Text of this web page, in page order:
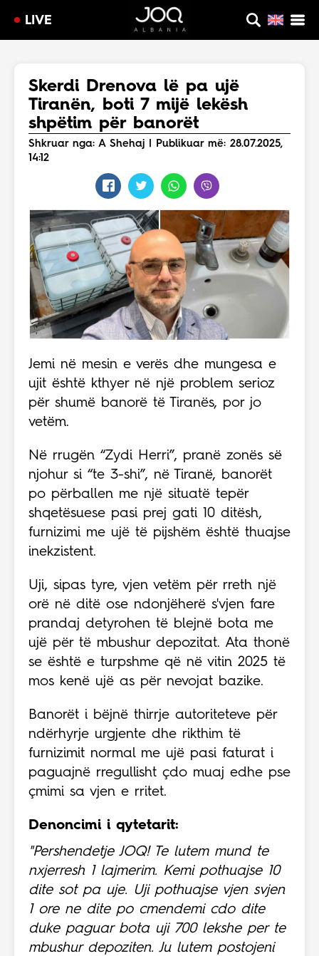
LIVE
Skerdi Drenova lë pa ujë
Tiranën, boti 7 mijë lekësh
shpëtim për banorët
Shkruar nga: A Shehaj | Publikuar më: 28.07.2025,
14:12
Jemi në mesin e verës dhe mungesa e
ujit është kthyer në një problem serioz
për shumë banorë të Tiranës, por jo
vetëm.
Në rrugën “Zydi Herri”, pranë zonës së
njohur si “te 3-shi”, në Tiranë, banorët
po përballen me një situatë tepër
shqetësuese pasi prej gati 10 ditësh,
furnizimi me ujë të pijshëm është thuajse
inekzistent.
Uji, sipas tyre, vjen vetëm për rreth një
orë në ditë ose ndonjëherë s'vjen fare
prandaj detyrohen të blejnë bota me
ujë për të mbushur depozitat. Ata thonë
se është e turpshme që në vitin 2025 të
mos kenë ujë as për nevojat bazike.
Banorët i bëjnë thirrje autoriteteve për
ndërhyrje urgjente dhe rikthim të
furnizimit normal me ujë pasi faturat i
paguajnë rregullisht çdo muaj edhe pse
çmimi sa vjen e rritet.
Denoncimi i qytetarit:
"Pershendetje JOQ! Te lutem mund te
nxjerresh 1 lajmerim. Kemi pothuajse 10
dite sot pa uje. Uji pothuajse vjen svjen
1 ore ne dite po cmendemi cdo dite
duke paguar bota uji 700 lekshe per te
mbushur depoziten. Ju lutem postojeni